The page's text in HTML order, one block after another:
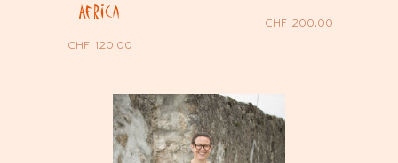
Africa
CHF120.00
CHF200.00